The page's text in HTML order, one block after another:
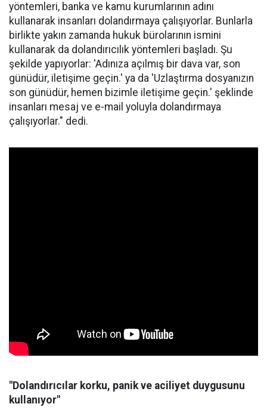
yöntemleri, banka ve kamu kurumlarının adını
kullanarak insanları dolandırmaya çalışıyorlar. Bunlarla
birlikte yakın zamanda hukuk bürolarının ismini
kullanarak da dolandırıcılık yöntemleri başladı. Şu
şekilde yapıyorlar: 'Adınıza açılmış bir dava var, son
günüdür, iletişime geçin.' ya da 'Uzlaştırma dosyanızın
son günüdür, hemen bizimle iletişime geçin.' şeklinde
insanları mesaj ve e-mail yoluyla dolandırmaya
çalışıyorlar." dedi.
"Dolandırıcılar korku, panik ve aciliyet duygusunu
kullanıyor"